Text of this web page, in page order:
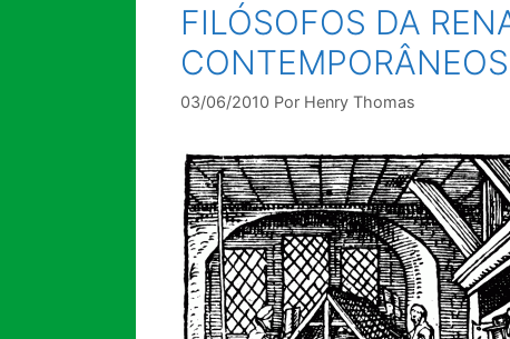
FILÓSOFOS DA
CONTEMPORÂNEOS
03/06/2010 Por Henry Thomas